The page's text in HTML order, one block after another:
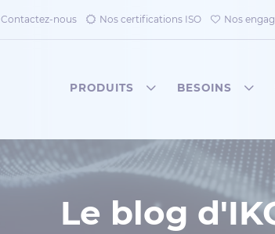
Contactez-nous Nos certifications ISO Nos
PRODUITS BESOINS
Le blog